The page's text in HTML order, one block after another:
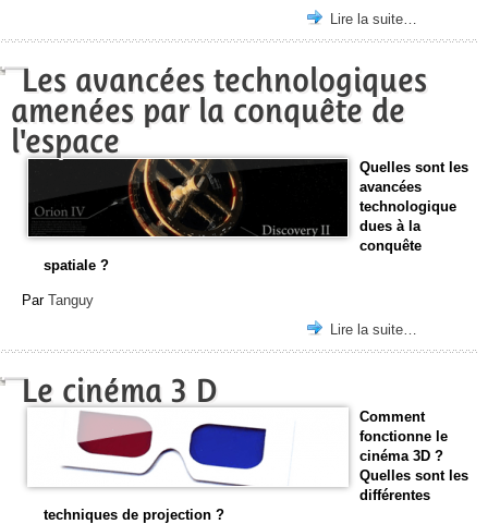
Lire la suite…
Les avancées technologiques
amenées par la conquête de
l'espace
Quelles sont les
avancées
technologique
dues à la
conquête
spatiale ?
Par Tanguy
Lire la suite…
Le cinéma 3 D
Comment
fonctionne le
cinéma 3D ?
Quelles sont les
différentes
techniques de projection ?